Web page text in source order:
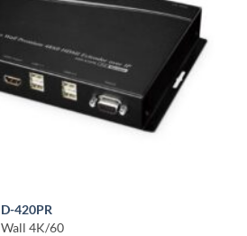
420PR
4K/60